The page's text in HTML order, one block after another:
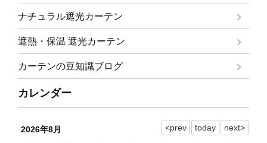
ナチュラル遮光カーテン
遮熱・保温 遮光カーテン
カーテンの豆知識ブログ
カレンダー
2026年8月